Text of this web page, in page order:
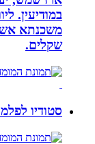
במודיעין.
משכנתא אשר
שקלים.
סטודיו לפלמנקו